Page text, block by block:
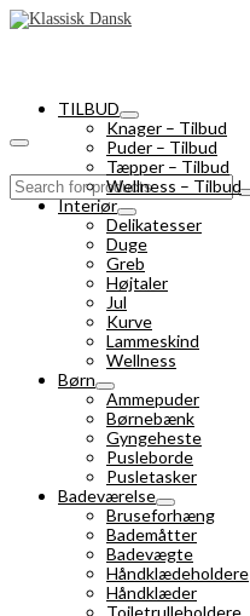
Search
for:
TILBUD
Knager – Tilbud
Puder – Tilbud
Tæpper – Tilbud
Wellness – Tilbud
Interiør
Delikatesser
Duge
Greb
Højtaler
Jul
Kurve
Lammeskind
Wellness
Børn
Ammepuder
Børnebænk
Gyngeheste
Pusleborde
Pusletasker
Badeværelse
Bruseforhæng
Bademåtter
Badevægte
Håndklædeholdere
Håndklæder
Toiletrulleholdere